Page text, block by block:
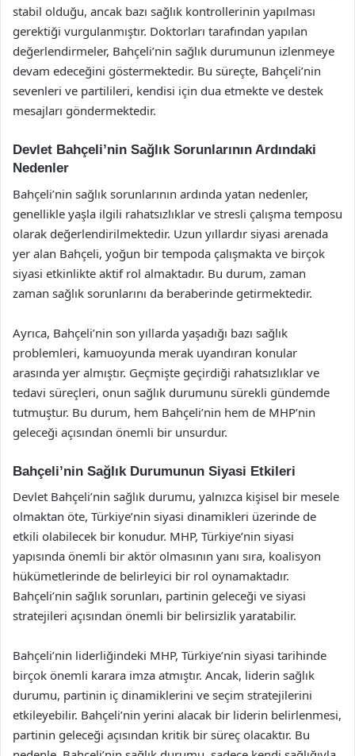
stabil olduğu, ancak bazı sağlık kontrollerinin yapılması
gerektiği vurgulanmıştır. Doktorları tarafından yapılan
değerlendirmeler, Bahçeli’nin sağlık durumunun izlenmeye
devam edeceğini göstermektedir. Bu süreçte, Bahçeli’nin
sevenleri ve partilileri, kendisi için dua etmekte ve destek
mesajları göndermektedir.
Devlet Bahçeli’nin Sağlık Sorunlarının Ardındaki
Nedenler
Bahçeli’nin sağlık sorunlarının ardında yatan nedenler,
genellikle yaşla ilgili rahatsızlıklar ve stresli çalışma temposu
olarak değerlendirilmektedir. Uzun yıllardır siyasi arenada
yer alan Bahçeli, yoğun bir tempoda çalışmakta ve birçok
siyasi etkinlikte aktif rol almaktadır. Bu durum, zaman
zaman sağlık sorunlarını da beraberinde getirmektedir.
Ayrıca, Bahçeli’nin son yıllarda yaşadığı bazı sağlık
problemleri, kamuoyunda merak uyandıran konular
arasında yer almıştır. Geçmişte geçirdiği rahatsızlıklar ve
tedavi süreçleri, onun sağlık durumunu sürekli gündemde
tutmuştur. Bu durum, hem Bahçeli’nin hem de MHP’nin
geleceği açısından önemli bir unsurdur.
Bahçeli’nin Sağlık Durumunun Siyasi Etkileri
Devlet Bahçeli’nin sağlık durumu, yalnızca kişisel bir mesele
olmaktan öte, Türkiye’nin siyasi dinamikleri üzerinde de
etkili olabilecek bir konudur. MHP, Türkiye’nin siyasi
yapısında önemli bir aktör olmasının yanı sıra, koalisyon
hükümetlerinde de belirleyici bir rol oynamaktadır.
Bahçeli’nin sağlık sorunları, partinin geleceği ve siyasi
stratejileri açısından önemli bir belirsizlik yaratabilir.
Bahçeli’nin liderliğindeki MHP, Türkiye’nin siyasi tarihinde
birçok önemli karara imza atmıştır. Ancak, liderin sağlık
durumu, partinin iç dinamiklerini ve seçim stratejilerini
etkileyebilir. Bahçeli’nin yerini alacak bir liderin belirlenmesi,
partinin geleceği açısından kritik bir süreç olacaktır. Bu